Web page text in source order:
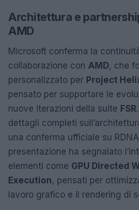
Architettura e
AMD
Microsoft conferma la
collaborazione con AMD, che
personalizzato per Project
pensato per supportare le
nuove iterazioni della suite FSR
dettagli completi
una conferma ufficiale su
presentazione ha segnalato
elementi come GPU Directed
Execution, pensati per
lavoro grafico e il rendering di